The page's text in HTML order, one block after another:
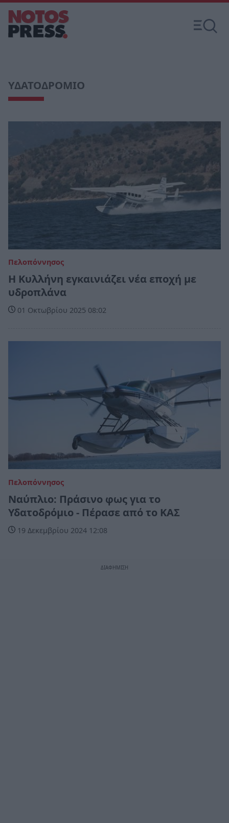
ΥΔΑΤΟΔΡΟΜΙΟ
Πελοπόννησος
Η Κυλλήνη εγκαινιάζει νέα εποχή με
υδροπλάνα
01 Οκτωβρίου 2025 08:02
Πελοπόννησος
Ναύπλιο: Πράσινο φως για το
Υδατοδρόμιο - Πέρασε από το ΚΑΣ
19 Δεκεμβρίου 2024 12:08